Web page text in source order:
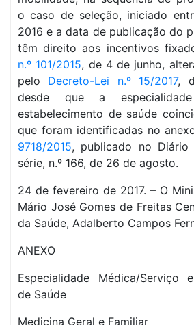
o caso de seleção, iniciado
2016 e a data de publicação do
têm direito aos incentivos
n.º 101/2015, de 4 de junho,
pelo Decreto-Lei n.º 15/2017,
desde que a
estabelecimento de saúde
que foram identificadas no
9718/2015, publicado no Diário
série, n.º 166, de 26 de agosto.
24 de fevereiro de 2017. – O
Mário José Gomes de Freitas
da Saúde, Adalberto Campos
ANEXO
Especialidade Médica/Serviço
de Saúde
Medicina Geral e Familiar